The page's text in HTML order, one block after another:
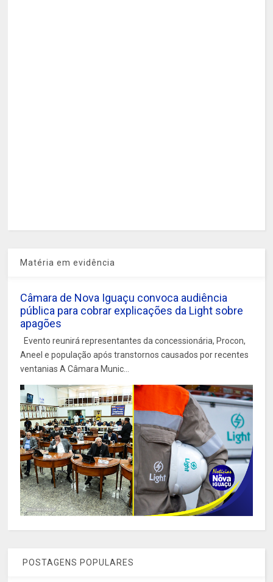
Matéria em evidência
Câmara de Nova Iguaçu convoca audiência
pública para cobrar explicações da Light sobre
apagões
Evento reunirá representantes da concessionária, Procon,
Aneel e população após transtornos causados por recentes
ventanias A Câmara Munic...
POSTAGENS POPULARES